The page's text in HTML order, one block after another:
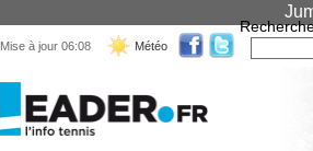
Mise à jour 06:08 Météo